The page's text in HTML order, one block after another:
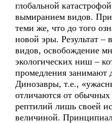
глобальной
вымиранием видов.
теми же, что до того
новой эры. Результат
видов, освобождение
экологических ниш –
промедления занимают
Динозавры, т.е.,
отличаются от обычных
рептилий лишь своей
величиной.